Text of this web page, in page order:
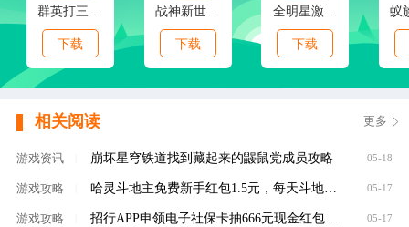
群英打三国(0.1春节特别版)
下载
战神新世纪(免赞沉默开荒)
下载
全明星激斗(内置0.1折新春版)
下载
相关阅读 更多
游戏资讯 崩坏星穹铁道找到藏起来的鼹鼠党成员攻略 05-18
游戏攻略 哈灵斗地主免费新手红包1.5元，每天斗地主领元 05-17
游戏攻略 招行APP申领电子社保卡抽666元现金红包，100%有礼 05-17